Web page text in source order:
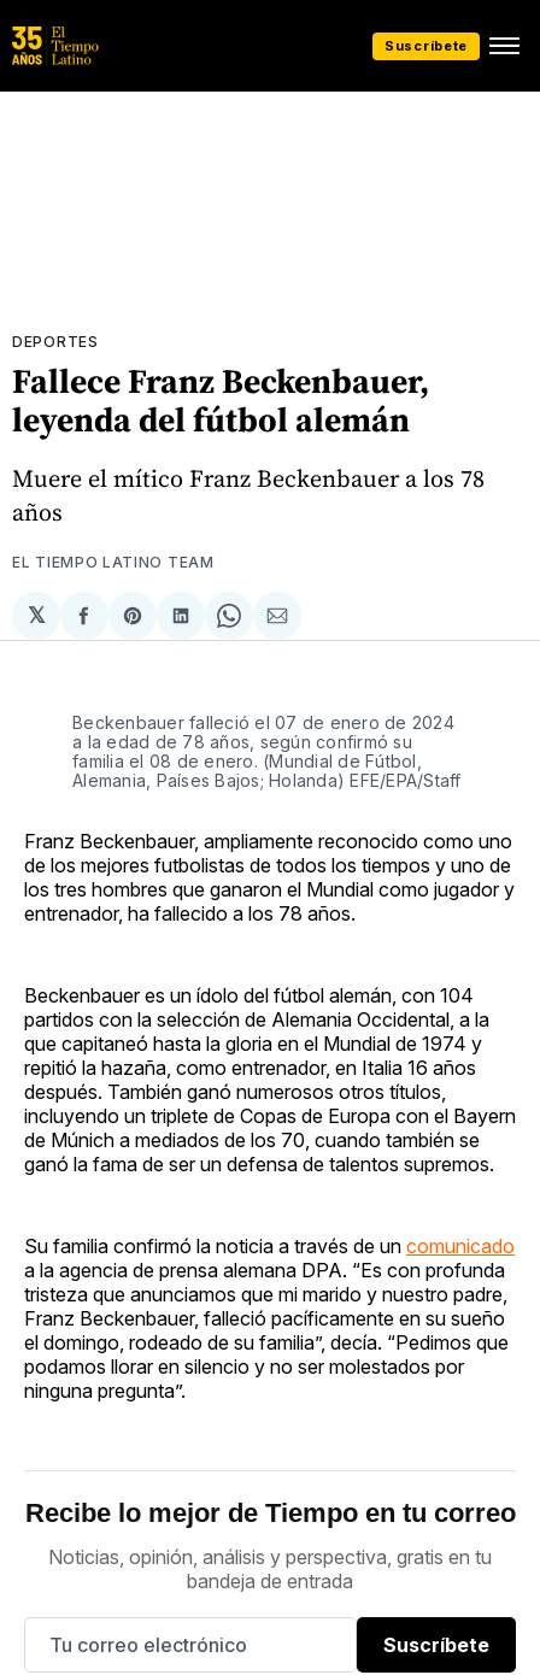
Suscríbete
DEPORTES
Fallece Franz Beckenbauer,
leyenda del fútbol alemán
Muere el mítico Franz Beckenbauer a los 78
años
EL TIEMPO LATINO TEAM
𝕏
Compartir
en
Share
on
Compartir
en
Share
on
Compartir
via
Beckenbauer falleció el 07 de enero de 2024
a la edad de 78 años, según confirmó su
familia el 08 de enero. (Mundial de Fútbol,
Alemania, Países Bajos; Holanda) EFE/EPA/Staff
Franz Beckenbauer, ampliamente reconocido como uno
de los mejores futbolistas de todos los tiempos y uno de
los tres hombres que ganaron el Mundial como jugador y
entrenador, ha fallecido a los 78 años.
Beckenbauer es un ídolo del fútbol alemán, con 104
partidos con la selección de Alemania Occidental, a la
que capitaneó hasta la gloria en el Mundial de 1974 y
repitió la hazaña, como entrenador, en Italia 16 años
después. También ganó numerosos otros títulos,
incluyendo un triplete de Copas de Europa con el Bayern
de Múnich a mediados de los 70, cuando también se
ganó la fama de ser un defensa de talentos supremos.
Su familia confirmó la noticia a través de un comunicado
a la agencia de prensa alemana DPA. “Es con profunda
tristeza que anunciamos que mi marido y nuestro padre,
Franz Beckenbauer, falleció pacíficamente en su sueño
el domingo, rodeado de su familia”, decía. “Pedimos que
podamos llorar en silencio y no ser molestados por
ninguna pregunta”.
Recibe lo mejor de Tiempo en tu correo
Noticias, opinión, análisis y perspectiva, gratis en tu
bandeja de entrada
Suscríbete